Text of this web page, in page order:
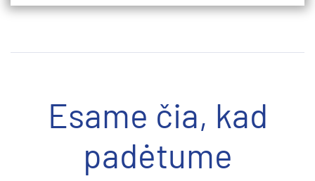
Esame čia, kad
padėtume